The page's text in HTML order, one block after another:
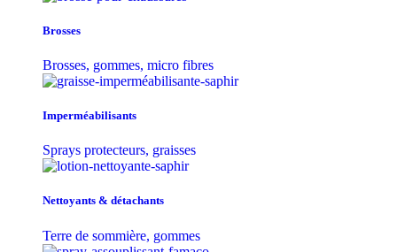
Brosses
Brosses, gommes, micro fibres
Imperméabilisants
Sprays protecteurs, graisses
Nettoyants & détachants
Terre de sommière, gommes